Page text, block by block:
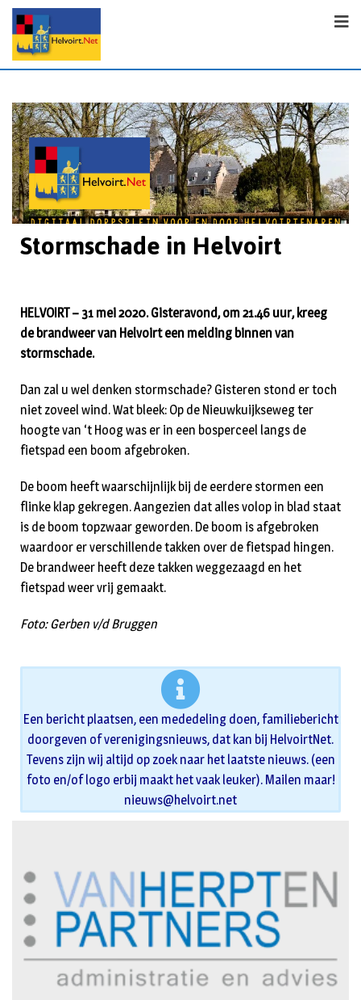
Stormschade in Helvoirt
HELVOIRT – 31 mei 2020. Gisteravond, om 21.46 uur, kreeg
de brandweer van Helvoirt een melding binnen van
stormschade.
Dan zal u wel denken stormschade? Gisteren stond er toch
niet zoveel wind. Wat bleek: Op de Nieuwkuijkseweg ter
hoogte van ‘t Hoog was er in een bosperceel langs de
fietspad een boom afgebroken.
De boom heeft waarschijnlijk bij de eerdere stormen een
flinke klap gekregen. Aangezien dat alles volop in blad staat
is de boom topzwaar geworden. De boom is afgebroken
waardoor er verschillende takken over de fietspad hingen.
De brandweer heeft deze takken weggezaagd en het
fietspad weer vrij gemaakt.
Foto: Gerben v/d Bruggen
Een bericht plaatsen, een mededeling doen, familiebericht
doorgeven of verenigingsnieuws, dat kan bij HelvoirtNet.
Tevens zijn wij altijd op zoek naar het laatste nieuws. (een
foto en/of logo erbij maakt het vaak leuker). Mailen maar!
nieuws@helvoirt.net